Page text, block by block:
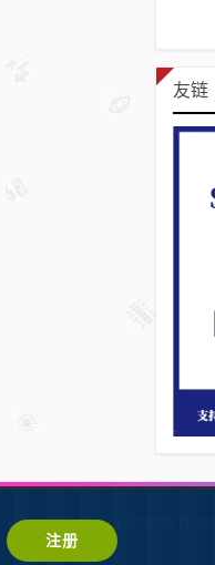
友链
鲁公网安备 37132902372928
注册